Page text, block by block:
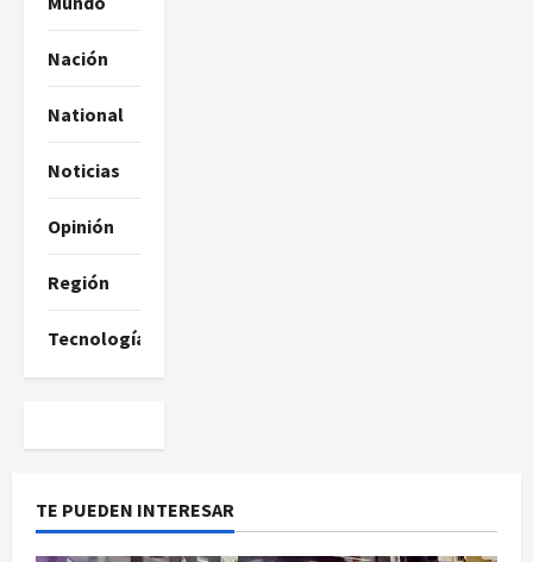
Nación
National
Noticias
Opinión
Región
Tecnología
TE PUEDEN INTERESAR